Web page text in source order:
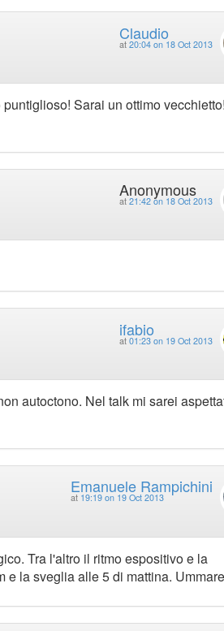
Claudio
at 20:04 on 18 Oct 2013
Sarai un ottimo
Anonymous
at 21:42 on 18 Oct 2013
ifabio
at 01:23 on 19 Oct 2013
autoctono. Nel talk mi sarei
Emanuele Rampichini
at 19:19 on 19 Oct 2013
Tra l'altro il ritmo espositivo e la
e la sveglia alle 5 di mattina.